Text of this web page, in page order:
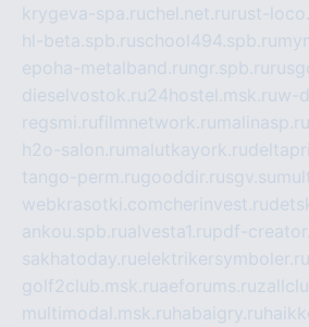
krygeva-spa.ruchel.net.ru rust-
hl-beta.spb.ruschool494.spb.ru
epoha-metalband.ru ngr.spb.ru
dieselvostok.ru24hostel.msk.ruw-
regsmi.rufilmnetwork.ru malinasp.ru
h2o-salon.ru malutkayork.ru
tango-perm.rugooddir.rusgv.su
webkrasotki.comcherinvest.ru
ankou.spb.rualvesta1.rupdf-
sakhatoday.ruelektrikersymboler.ru
golf2club.msk.ruaeforums.ru
multimodal.msk.ru habaigry.ru